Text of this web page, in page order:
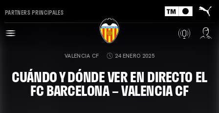
PARTNERS PRINCIPALES
VALENCIA CF 24 ENERO 2025
CUÁNDO Y DÓNDE VER EN DIRECTO EL
FC BARCELONA – VALENCIA CF